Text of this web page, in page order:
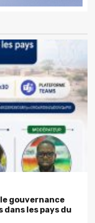
gouvernance
les pays du